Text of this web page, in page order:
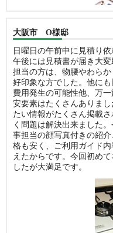
大阪市 O様邸
日曜日の午前中に見積り
午後には見積書が届き大
担当の方は、物腰やわら
好印象な方でした。他に
費用発生の可能性他、万
安要素はたくさんありま
たい情報がたくさん掲載
く問題は解決出来ました
事担当の顔写真付きの紹
格も安く、ご利用ガイド
えたからです。今回初め
したが大満足です。